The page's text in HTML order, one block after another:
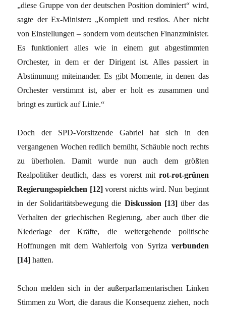
„diese Gruppe von der deutschen Position dominiert“ wird,
sagte der Ex-Minister: „Komplett und restlos. Aber nicht
von Einstellungen – sondern vom deutschen Finanzminister.
Es funktioniert alles wie in einem gut abgestimmten
Orchester, in dem er der Dirigent ist. Alles passiert in
Abstimmung miteinander. Es gibt Momente, in denen das
Orchester verstimmt ist, aber er holt es zusammen und
bringt es zurück auf Linie.“
Doch der SPD-Vorsitzende Gabriel hat sich in den
vergangenen Wochen redlich bemüht, Schäuble noch rechts
zu überholen. Damit wurde nun auch dem größten
Realpolitiker deutlich, dass es vorerst mit rot-rot-grünen
Regierungsspielchen [12]vorerst nichts wird. Nun beginnt
in der Solidaritätsbewegung die Diskussion [13]über das
Verhalten der griechischen Regierung, aber auch über die
Niederlage der Kräfte, die weitergehende politische
Hoffnungen mit dem Wahlerfolg von Syriza verbunden
[14] hatten.
Schon melden sich in der außerparlamentarischen Linken
Stimmen zu Wort, die daraus die Konsequenz ziehen, noch